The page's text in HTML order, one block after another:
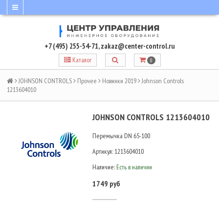
+7 (495) 255-54-71,zakaz@center-control.ru
Каталог 0
JOHNSON CONTROLS Прочее Новинки 2019
Johnson Controls
1213604010
JOHNSON CONTROLS 1213604010
Перемычка DN 65-100
Артикул: 1213604010
Наличие: Есть в наличии
1749 руб